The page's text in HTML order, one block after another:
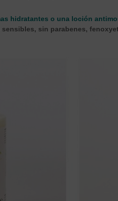
hidratantes o una loción
sin parabenes,